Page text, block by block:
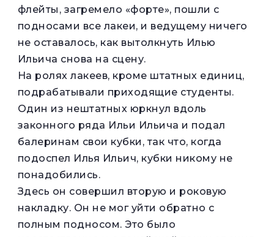
флейты, загремело «форте», пошли с
подносами все лакеи, и ведущему ничего
не оставалось, как вытолкнуть Илью
Ильича снова на сцену.
На ролях лакеев, кроме штатных единиц,
подрабатывали приходящие студенты.
Один из нештатных юркнул вдоль
законного ряда Ильи Ильича и подал
балеринам свои кубки, так что, когда
подоспел Илья Ильич, кубки никому не
понадобились.
Здесь он совершил вторую и роковую
накладку. Он не мог уйти обратно с
полным подносом. Это было